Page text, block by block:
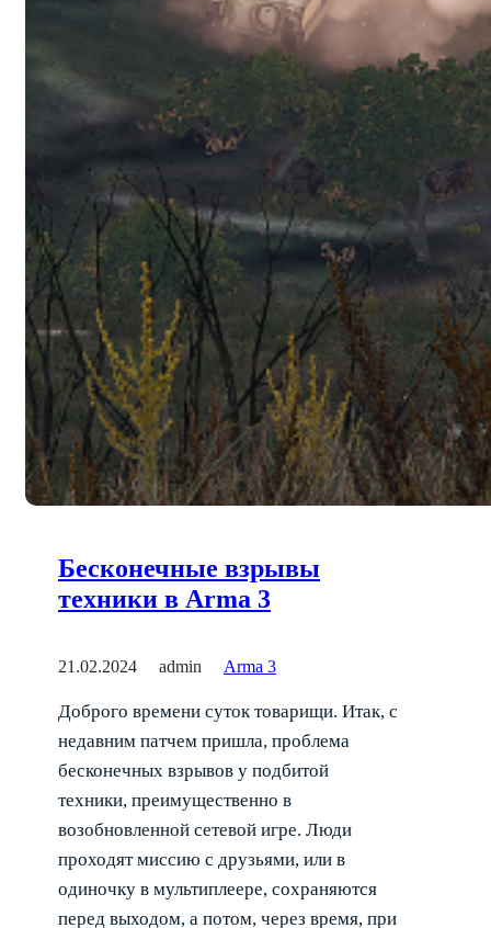
Бесконечные взрывы
техники в Arma 3
21.02.2024 admin Arma 3
Доброго времени суток товарищи. Итак, с
недавним патчем пришла, проблема
бесконечных взрывов у подбитой
техники, преимущественно в
возобновленной сетевой игре. Люди
проходят миссию с друзьями, или в
одиночку в мультиплеере, сохраняются
перед выходом, а потом, через время, при